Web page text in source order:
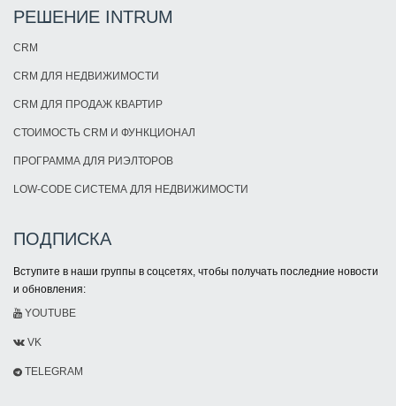
РЕШЕНИЕ INTRUM
CRM
CRM ДЛЯ НЕДВИЖИМОСТИ
CRM ДЛЯ ПРОДАЖ КВАРТИР
СТОИМОСТЬ CRM И ФУНКЦИОНАЛ
ПРОГРАММА ДЛЯ РИЭЛТОРОВ
LOW-CODE СИСТЕМА ДЛЯ НЕДВИЖИМОСТИ
ПОДПИСКА
Вступите в наши группы в соцсетях, чтобы получать последние новости
и обновления:
YOUTUBE
VK
TELEGRAM